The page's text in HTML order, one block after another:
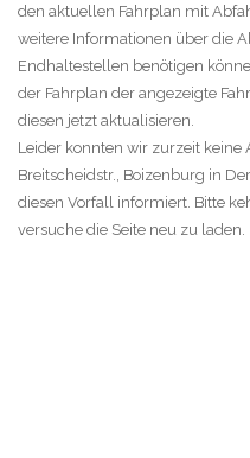
den aktuellen Fahrplan mit
weitere Informationen über die
Endhaltestellen benötigen
der Fahrplan der angezeigte
diesen jetzt aktualisieren.
Leider konnten wir zurzeit
Breitscheidstr., Boizenburg in
diesen Vorfall informiert. Bitte
versuche die Seite neu zu laden.